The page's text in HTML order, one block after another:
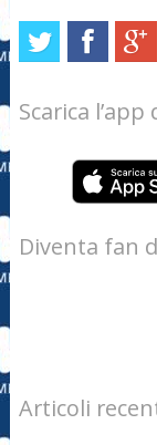
Scarica
Diventa fan
Articoli